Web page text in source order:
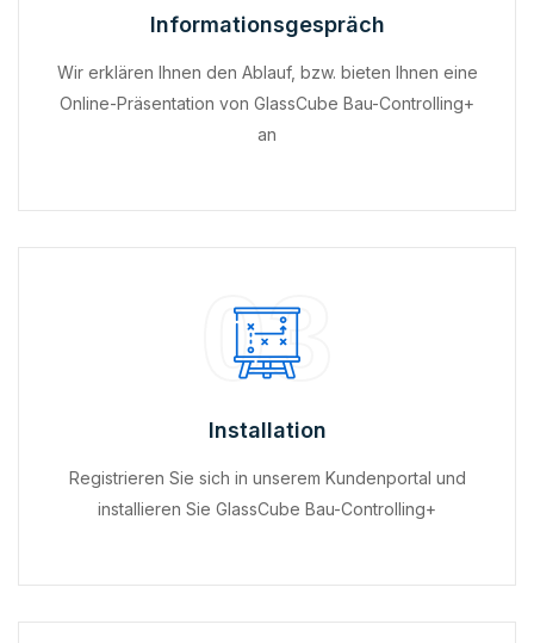
Informationsgespräch
Wir erklären Ihnen den Ablauf, bzw. bieten Ihnen eine
Online-Präsentation von GlassCube Bau-Controlling+
an
03
Installation
Registrieren Sie sich in unserem Kundenportal und
installieren Sie GlassCube Bau-Controlling+